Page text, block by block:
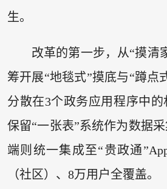
生。
改革的第一步，从“摸清
筹开展“地毯式”摸底与“蹲点
分散在3个政务应用程序中
保留“一张表”系统作为数据
端则统一集成至“贵政通
（社区）、8万用户全覆盖。